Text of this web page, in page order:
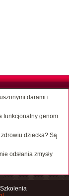
darami i
funkcjonalny genom
dziecka? Są
odsłania zmysły
Szkolenia